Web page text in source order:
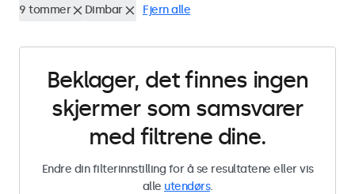
9 tommer Dimbar Fjern alle
Beklager, det finnes ingen
skjermer som samsvarer
med filtrene dine.
Endre din filterinnstilling for å se resultatene eller vis
alle utendørs.